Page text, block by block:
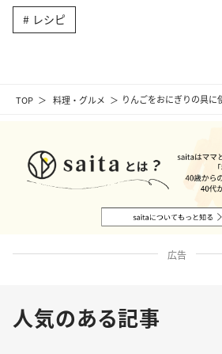
TOP 料理・グルメ りんごをおにぎりの具
レシピ
広告
人気のある記事